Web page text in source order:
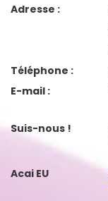
Adresse :
Téléphone :
E-mail :
Suis-nous !
Acai EU